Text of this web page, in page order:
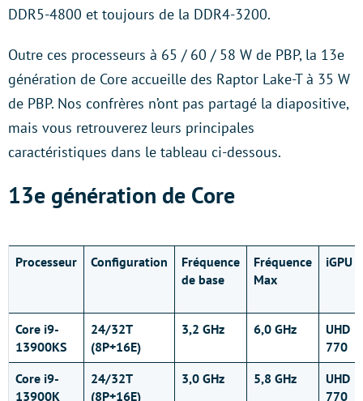
DDR5-4800 et toujours de la DDR4-3200.
Outre ces processeurs à 65 / 60 / 58 W de PBP, la 13e
génération de Core accueille des Raptor Lake-T à 35 W
de PBP. Nos confrères n’ont pas partagé la diapositive,
mais vous retrouverez leurs principales
caractéristiques dans le tableau ci-dessous.
13e génération de Core
Processeur Configuration
Fréquence
de base
Fréquence
Max
iGPU
Core i9-
13900KS
24/32T
(8P+16E)
3,2 GHz 6,0 GHz
UHD
770
Core i9-
13900K
24/32T
(8P+16E)
3,0 GHz 5,8 GHz
UHD
770